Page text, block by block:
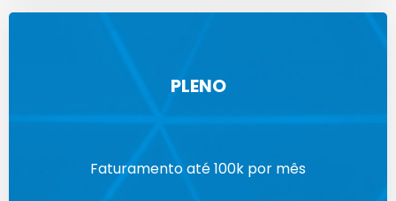
PLENO
Faturamento até 100k por mês